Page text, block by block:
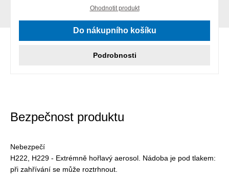
Ohodnotit produkt
Do nákupního košíku
Podrobnosti
Bezpečnost produktu
Nebezpečí
H222, H229 - Extrémně hořlavý aerosol. Nádoba je pod tlakem:
při zahřívání se může roztrhnout.